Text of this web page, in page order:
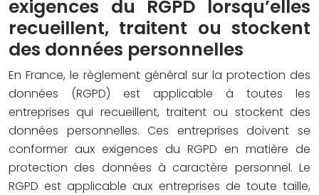
exigences du RGPD lorsqu’elles
recueillent, traitent ou stockent
des données personnelles
En France, le règlement général sur la protection des
données (RGPD) est applicable à toutes les
entreprises qui recueillent, traitent ou stockent des
données personnelles. Ces entreprises doivent se
conformer aux exigences du RGPD en matière de
protection des données à caractère personnel. Le
RGPD est applicable aux entreprises de toute taille,